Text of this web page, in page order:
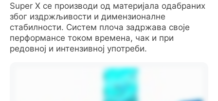
Super X се производи од материјала одабраних
због издржљивости и димензионалне
стабилности. Систем плоча задржава своје
перформансе током времена, чак и при
редовној и интензивној употреби.